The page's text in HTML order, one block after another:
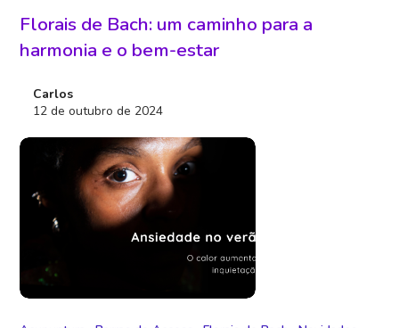
Florais de Bach: um caminho para a
harmonia e o bem-estar
Carlos
12 de outubro de 2024